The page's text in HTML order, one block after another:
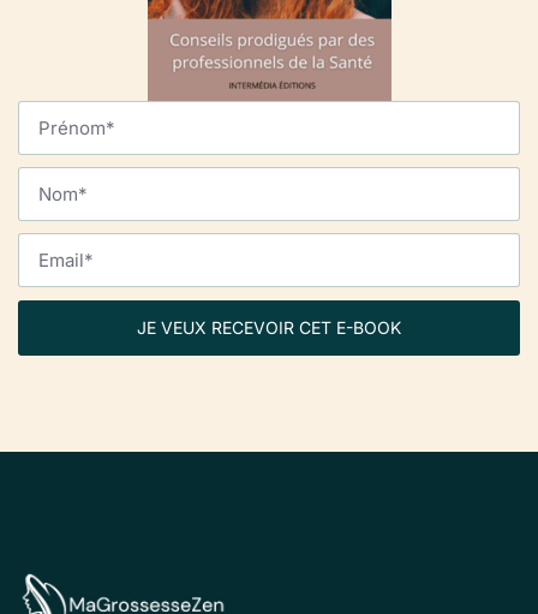
JE VEUX RECEVOIR CET E-BOOK